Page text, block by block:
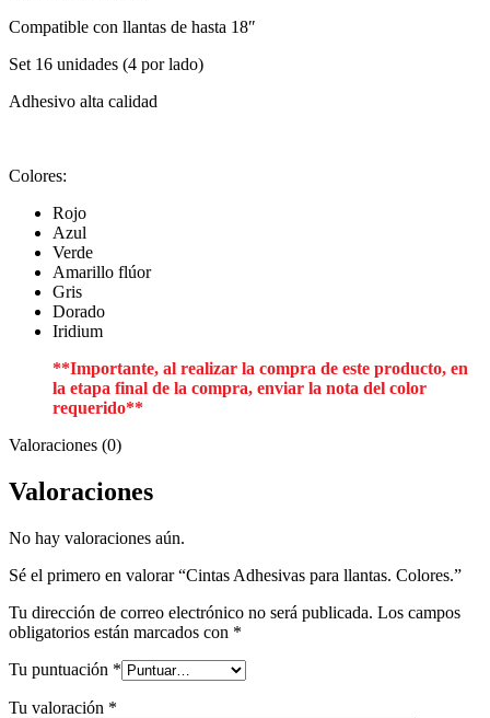
Compatible con llantas de hasta 18″
Set 16 unidades (4 por lado)
Adhesivo alta calidad
Colores:
Rojo
Azul
Verde
Amarillo flúor
Gris
Dorado
Iridium
**Importante, al realizar la compra de este producto, en
la etapa final de la compra, enviar la nota del color
requerido**
Valoraciones (0)
Valoraciones
No hay valoraciones aún.
Sé el primero en valorar “Cintas Adhesivas para llantas. Colores.”
Tu dirección de correo electrónico no será publicada. Los campos
obligatorios están marcados con *
Tu puntuación *
Tu valoración *